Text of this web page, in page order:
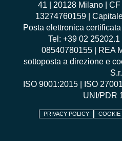
41 | 20128 Milano |
13274760159 |
Posta elettronica
Tel: +39 02
08540780155 | REA
sottoposta a direzione e
ISO 9001:2015
ISO
UNI/PDR
PRIVACY POLICY COOKIE